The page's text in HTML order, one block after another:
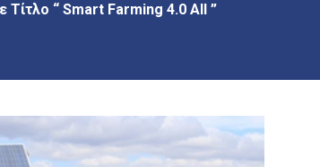
“ Smart Farming 4.0 All ”